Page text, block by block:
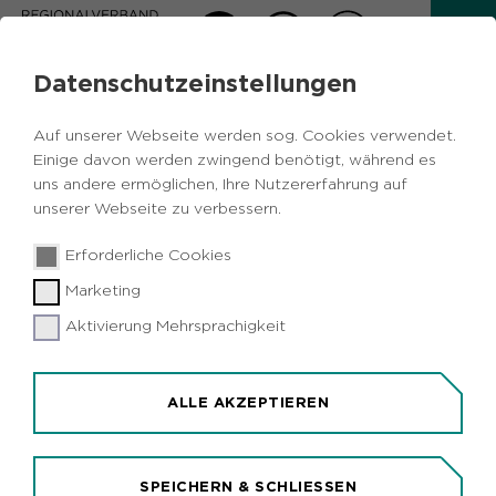
Datenschutzeinstellungen
Auf unserer Webseite werden sog. Cookies verwendet.
Einige davon werden zwingend benötigt, während es
uns andere ermöglichen, Ihre Nutzererfahrung auf
unserer Webseite zu verbessern.
Erforderliche Cookies
Marketing
Aktivierung Mehrsprachigkeit
ALLE AKZEPTIEREN
SPEICHERN & SCHLIESSEN
AKTUELLES
Zurück
Metropole Ruhr
Neue Nutzung ehemaliger
Bergbauflächen erfordert
fasst Erarbeitungsbeschluss